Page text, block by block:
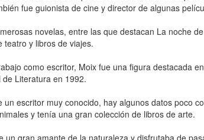
fue guionista de cine y director de algunas
novelas, entre las que destacan La noche
teatro y libros de viajes.
como escritor, Moix fue una figura destacada
de Literatura en 1992.
un escritor muy conocido, hay algunos datos poco
y tenía una gran colección de libros de arte.
un gran amante de la naturaleza y disfrutaba de